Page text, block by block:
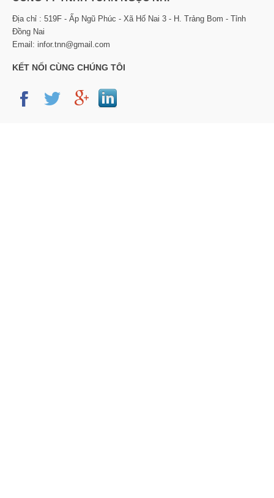
Địa chỉ : 519F - Ấp Ngũ Phúc - Xã Hố Nai 3 - H. Trảng Bom - Tỉnh
Đồng Nai
Email: infor.tnn@gmail.com
KẾT NỐI CÙNG CHÚNG TÔI